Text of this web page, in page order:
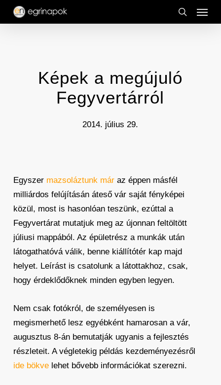
Skip
search
Menu
Képek a megújuló
Fegyvertárról
2014. július 29.
Egyszer mazsoláztunk máraz éppen másfél
milliárdos felújításán áteső vár saját fényképei
közül, most is hasonlóan teszünk, ezúttal a
Fegyvertárat mutatjuk meg az újonnan feltöltött
júliusi mappából. Az épületrész a munkák után
látogathatóvá válik, benne kiállítótér kap majd
helyet. Leírást is csatolunk a látottakhoz, csak,
hogy érdeklődőknek minden egyben legyen.
Nem csak fotókról, de személyesen is
megismerhető lesz egyébként hamarosan a vár,
augusztus 8-án bemutatják ugyanis a fejlesztés
részleteit. A végletekig példás kezdeményezésről
ide bökvelehet bővebb információkat szerezni.